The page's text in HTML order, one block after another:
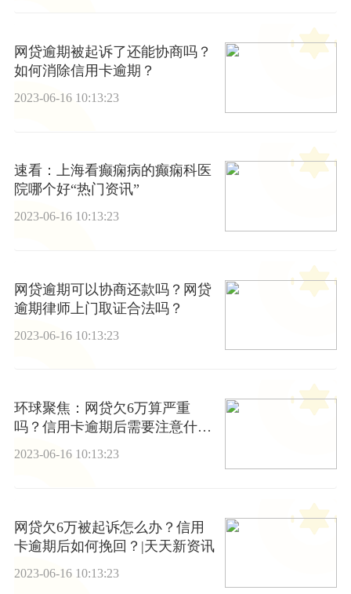
网贷逾期被起诉了还能协商吗？
如何消除信用卡逾期？
2023-06-16 10:13:23
速看：上海看癫痫病的癫痫科医
院哪个好“热门资讯”
2023-06-16 10:13:23
网贷逾期可以协商还款吗？网贷
逾期律师上门取证合法吗？
2023-06-16 10:13:23
环球聚焦：网贷欠6万算严重
吗？信用卡逾期后需要注意什
么？
2023-06-16 10:13:23
网贷欠6万被起诉怎么办？信用
卡逾期后如何挽回？|天天新资讯
2023-06-16 10:13:23